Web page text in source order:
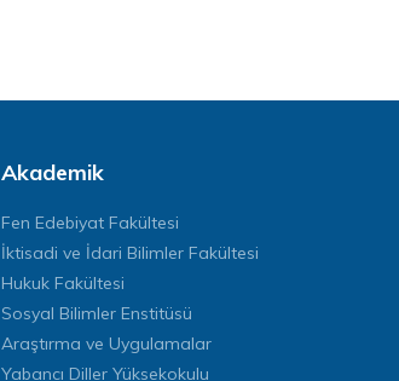
Akademik
Fen Edebiyat Fakültesi
İktisadi ve İdari Bilimler Fakültesi
Hukuk Fakültesi
Sosyal Bilimler Enstitüsü
Araştırma ve Uygulamalar
Yabancı Diller Yüksekokulu